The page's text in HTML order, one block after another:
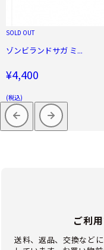
SOLD OUT
ゾンビランドサガ ミ...
¥4,400
(税込)
ご利
送料、返品、交換など